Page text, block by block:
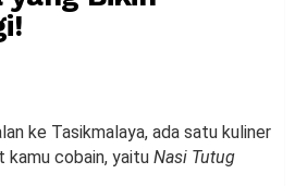
ke Tasikmalaya, ada satu kuliner
kamu cobain, yaitu Nasi Tutug